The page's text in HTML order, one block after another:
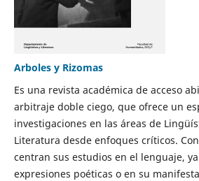
Arboles y Rizomas
Es una revista académica de acceso
arbitraje doble ciego, que ofrece un
investigaciones en las áreas de
Literatura desde enfoques críticos.
centran sus estudios en el lenguaje,
expresiones poéticas o en su